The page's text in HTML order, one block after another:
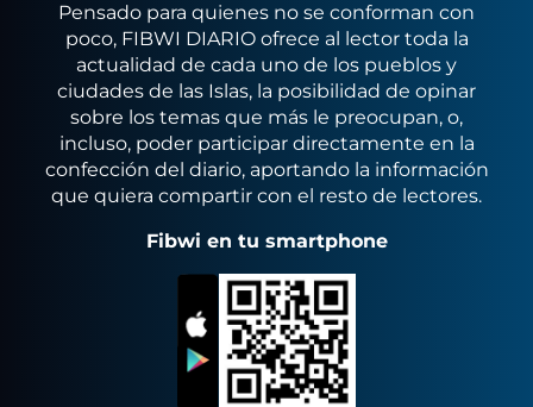
Pensado para quienes no se conforman con
poco, FIBWI DIARIO ofrece al lector toda la
actualidad de cada uno de los pueblos y
ciudades de las Islas, la posibilidad de opinar
sobre los temas que más le preocupan, o,
incluso, poder participar directamente en la
confección del diario, aportando la información
que quiera compartir con el resto de lectores.
Fibwi en tu smartphone